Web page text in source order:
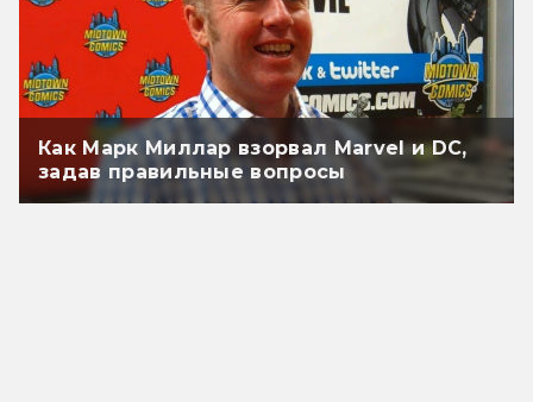
Как Марк Миллар взорвал Marvel и DC,
задав правильные вопросы